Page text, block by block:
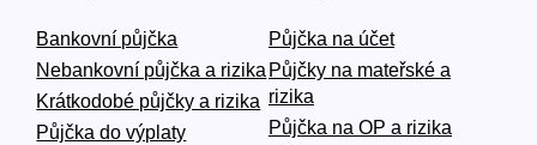
Bankovní půjčka
Nebankovní půjčka a rizika
Krátkodobé půjčky a rizika
Půjčka do výplaty
Půjčka na účet
Půjčky na mateřské a
rizika
Půjčka na OP a rizika